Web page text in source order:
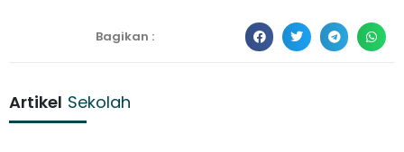
Bagikan :
Artikel Sekolah